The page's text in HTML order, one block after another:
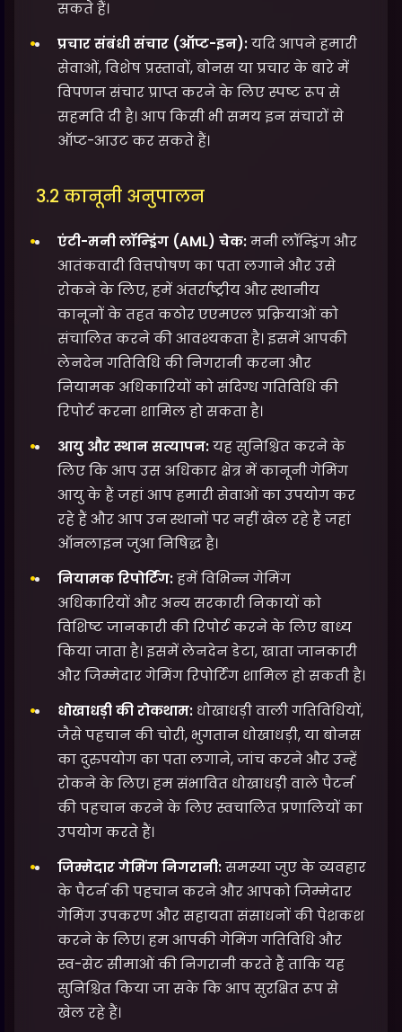
सकते हैं।
प्रचार संबंधी संचार (ऑप्ट-इन):यदि आपने हमारी
सेवाओं, विशेष प्रस्तावों, बोनस या प्रचार के बारे में
विपणन संचार प्राप्त करने के लिए स्पष्ट रूप से
सहमति दी है। आप किसी भी समय इन संचारों से
ऑप्ट-आउट कर सकते हैं।
3.2 कानूनी अनुपालन
एंटी-मनी लॉन्ड्रिंग (AML) चेक:मनी लॉन्ड्रिंग और
आतंकवादी वित्तपोषण का पता लगाने और उसे
रोकने के लिए, हमें अंतर्राष्ट्रीय और स्थानीय
कानूनों के तहत कठोर एएमएल प्रक्रियाओं को
संचालित करने की आवश्यकता है। इसमें आपकी
लेनदेन गतिविधि की निगरानी करना और
नियामक अधिकारियों को संदिग्ध गतिविधि की
रिपोर्ट करना शामिल हो सकता है।
आयु और स्थान सत्यापन:यह सुनिश्चित करने के
लिए कि आप उस अधिकार क्षेत्र में कानूनी गेमिंग
आयु के हैं जहां आप हमारी सेवाओं का उपयोग कर
रहे हैं और आप उन स्थानों पर नहीं खेल रहे हैं जहां
ऑनलाइन जुआ निषिद्ध है।
नियामक रिपोर्टिंग:हमें विभिन्न गेमिंग
अधिकारियों और अन्य सरकारी निकायों को
विशिष्ट जानकारी की रिपोर्ट करने के लिए बाध्य
किया जाता है। इसमें लेनदेन डेटा, खाता जानकारी
और जिम्मेदार गेमिंग रिपोर्टिंग शामिल हो सकती है।
धोखाधड़ी की रोकथाम: धोखाधड़ी वाली गतिविधियों,
जैसे पहचान की चोरी, भुगतान धोखाधड़ी, या बोनस
का दुरुपयोग का पता लगाने, जांच करने और उन्हें
रोकने के लिए। हम संभावित धोखाधड़ी वाले पैटर्न
की पहचान करने के लिए स्वचालित प्रणालियों का
उपयोग करते हैं।
जिम्मेदार गेमिंग निगरानी:समस्या जुए के व्यवहार
के पैटर्न की पहचान करने और आपको जिम्मेदार
गेमिंग उपकरण और सहायता संसाधनों की पेशकश
करने के लिए। हम आपकी गेमिंग गतिविधि और
स्व-सेट सीमाओं की निगरानी करते हैं ताकि यह
सुनिश्चित किया जा सके कि आप सुरक्षित रूप से
खेल रहे हैं।